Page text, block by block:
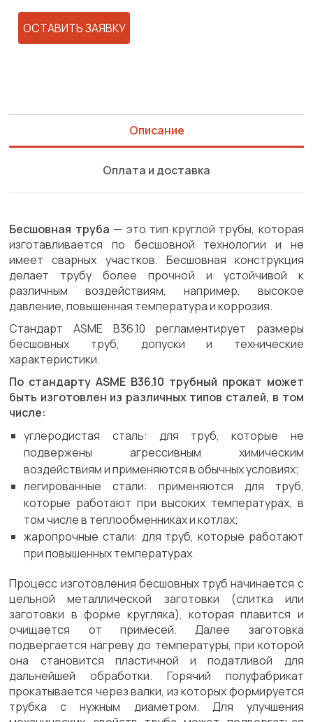
ОСТАВИТЬ ЗАЯВКУ
Описание
Оплата и доставка
Бесшовная труба — это тип круглой трубы, которая
изготавливается по бесшовной технологии и не
имеет сварных участков. Бесшовная конструкция
делает трубу более прочной и устойчивой к
различным воздействиям, например, высокое
давление, повышенная температура и коррозия.
Стандарт ASME B36.10 регламентирует размеры
бесшовных труб, допуски и технические
характеристики.
По стандарту ASME B36.10 трубный прокат может
быть изготовлен из различных типов сталей, в том
числе:
углеродистая сталь: для труб, которые не
подвержены агрессивным химическим
воздействиям и применяются в обычных условиях;
легированные стали: применяются для труб,
которые работают при высоких температурах, в
том числе в теплообменниках и котлах;
жаропрочные стали: для труб, которые работают
при повышенных температурах.
Процесс изготовления бесшовных труб начинается с
цельной металлической заготовки (слитка или
заготовки в форме кругляка), которая плавится и
очищается от примесей. Далее заготовка
подвергается нагреву до температуры, при которой
она становится пластичной и податливой для
дальнейшей обработки. Горячий полуфабрикат
прокатывается через валки, из которых формируется
трубка с нужным диаметром. Для улучшения